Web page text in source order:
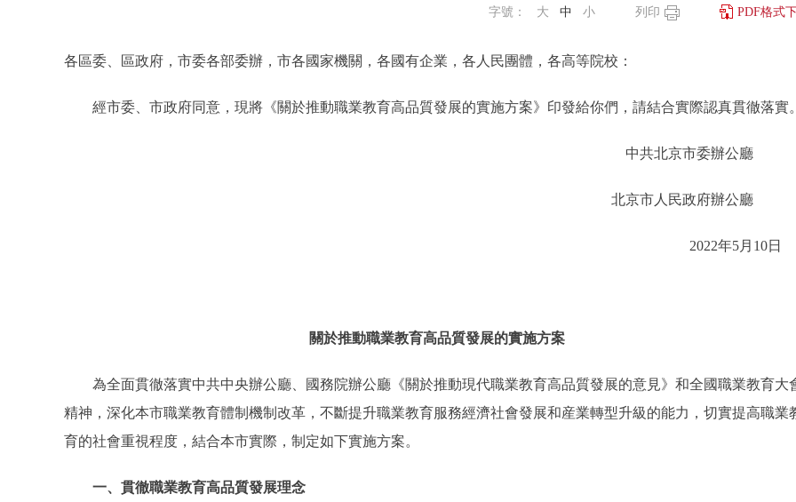
PDF格式
列印
字號： 大 中 小
各區委、區政府，市委各部委辦，市各國家機關，各國有企業，各人民團體，各高等院校：
經市委、市政府同意，現將《關於推動職業教育高品質發展的實施方案》印發給你們，請結合實際認真貫徹落實。
中共北京市委辦公
北京市人民政府辦公
2022年5月10
關於推動職業教育高品質發展的實施方案
為全面貫徹落實中共中央辦公廳、國務院辦公廳《關於推動現代職業教育高品質發展的意見》和全國職業教育大
精神，深化本市職業教育體制機制改革，不斷提升職業教育服務經濟社會發展和産業轉型升級的能力，切實提高職業
育的社會重視程度，結合本市實際，制定如下實施方案。
一、貫徹職業教育高品質發展理念